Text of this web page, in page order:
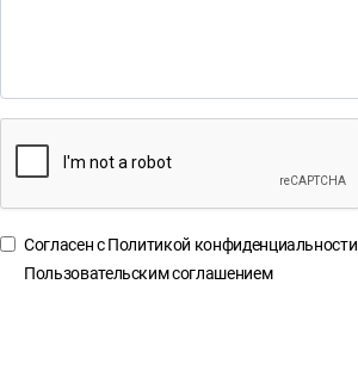
Согласен сПолитикой конфиденциальности
Пользовательским соглашением